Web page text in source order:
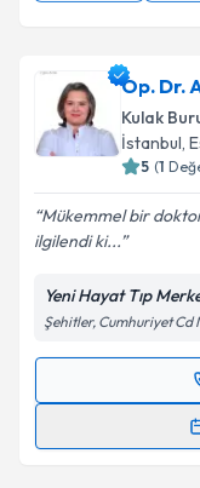
Op. Dr.
Kulak
İstanbul,
5 (1
Mükemmel bir
ilgilendi ki...
Yeni Hayat Tıp
Şehitler, Cumhuriyet Cd
Randevu